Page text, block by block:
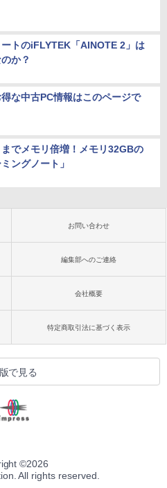
トのiFLYTEK「AINOTE 2」は
か？
な中古PC情報はこのページで
でメモリ倍増！メモリ32GBの
ングノート」
お問い合わせ
編集部へのご連絡
会社概要
特定商取引法に基づく表示
で見る
©2026
All rights reserved.